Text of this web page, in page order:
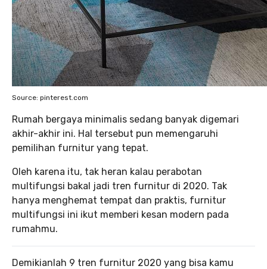
Source: pinterest.com
Rumah bergaya minimalis sedang banyak digemari
akhir-akhir ini. Hal tersebut pun memengaruhi
pemilihan furnitur yang tepat.
Oleh karena itu, tak heran kalau perabotan
multifungsi bakal jadi tren furnitur di 2020. Tak
hanya menghemat tempat dan praktis, furnitur
multifungsi ini ikut memberi kesan modern pada
rumahmu.
Demikianlah 9 tren furnitur 2020 yang bisa kamu